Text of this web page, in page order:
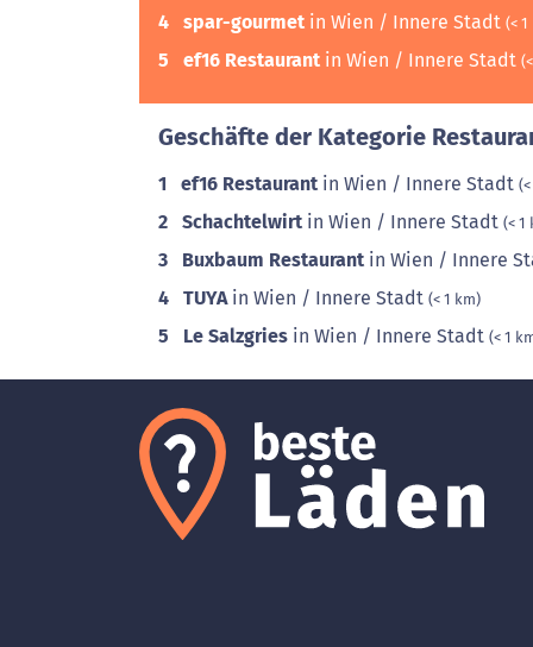
4 spar-gourmet in Wien / Innere Stadt (<
5 ef16 Restaurant in Wien / Innere Stadt
Geschäfte der Kategorie
1 ef16 Restaurant in Wien / Innere Stadt
2 Schachtelwirt in Wien / Innere Stadt (< 1
3 Buxbaum Restaurant in Wien / Innere
4
TUYAin Wien / Innere Stadt (< 1 km)
5 Le Salzgries in Wien / Innere Stadt (< 1